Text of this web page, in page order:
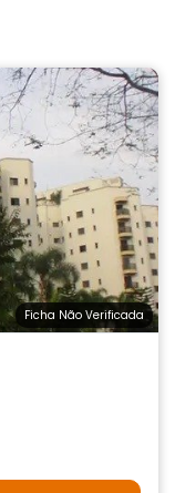
Ficha Não Verificada